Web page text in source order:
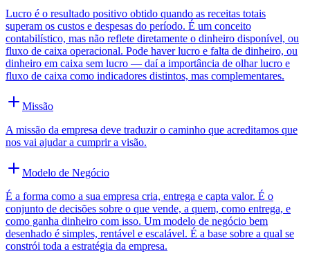
Lucro é o resultado positivo obtido quando as receitas totais
superam os custos e despesas do período. É um conceito
contabilístico, mas não reflete diretamente o dinheiro disponível, ou
fluxo de caixa operacional. Pode haver lucro e falta de dinheiro, ou
dinheiro em caixa sem lucro — daí a importância de olhar lucro e
fluxo de caixa como indicadores distintos, mas complementares.
Missão
A missão da empresa deve traduzir o caminho que acreditamos que
nos vai ajudar a cumprir a visão.
Modelo de Negócio
É a forma como a sua empresa cria, entrega e capta valor. É o
conjunto de decisões sobre o que vende, a quem, como entrega, e
como ganha dinheiro com isso. Um modelo de negócio bem
desenhado é simples, rentável e escalável. É a base sobre a qual se
constrói toda a estratégia da empresa.